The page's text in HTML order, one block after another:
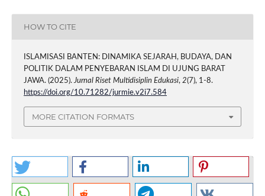
HOW TO CITE
ISLAMISASI BANTEN: DINAMIKA SEJARAH, BUDAYA, DAN
POLITIK DALAM PENYEBARAN ISLAM DI UJUNG BARAT
JAWA. (2025).Jurnal Riset Multidisiplin Edukasi, 2(7), 1-8.
https://doi.org/10.71282/jurmie.v2i7.584
MORE CITATION FORMATS